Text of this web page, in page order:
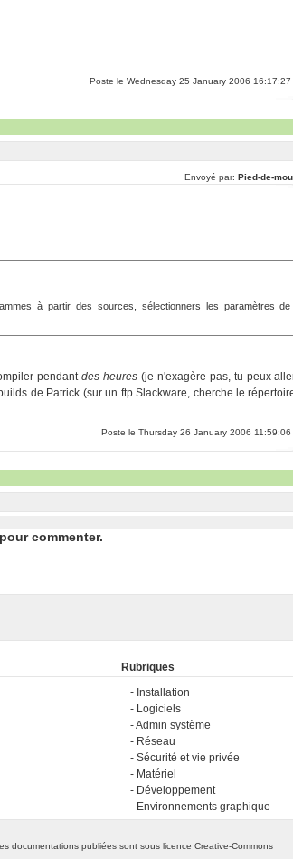
Poste le Wednesday 25 January 2006 16:17:27
Envoyé par: Pied-de-
à partir des sources, sélectionners les paramètres de
pendant des heures(je n'exagère pas, tu peux
de Patrick (sur un ftp Slackware, cherche le
Poste le Thursday 26 January 2006 11:59:06
commenter.
Rubriques
Installation
Logiciels
Admin système
Réseau
Sécurité et vie privée
Matériel
Développement
Environnements graphique
documentations publiées sont sous licenceCreative-Commons